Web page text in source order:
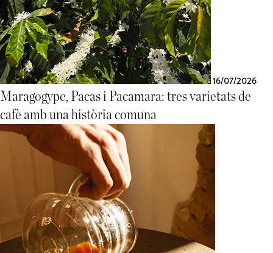
16/07/2026
Maragogype, Pacas i Pacamara: tres varietats de
cafè amb una història comuna